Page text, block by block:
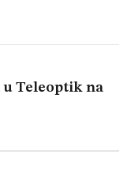
Teleoptik na